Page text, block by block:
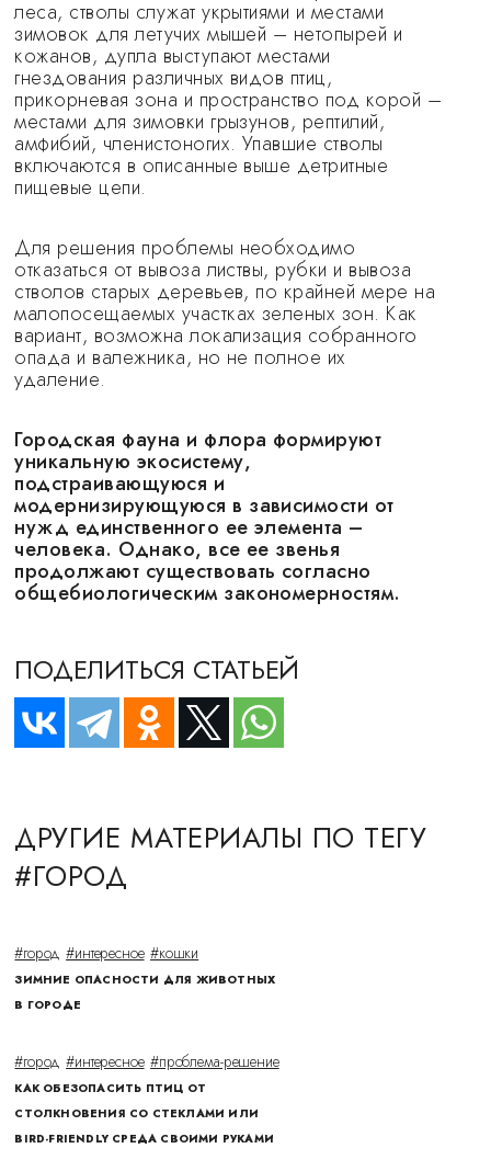
леса, стволы служат укрытиями и местами
зимовок для летучих мышей – нетопырей и
кожанов, дупла выступают местами
гнездования различных видов птиц,
прикорневая зона и пространство под корой –
местами для зимовки грызунов, рептилий,
амфибий, членистоногих. Упавшие стволы
включаются в описанные выше детритные
пищевые цепи.
Для решения проблемы необходимо
отказаться от вывоза листвы, рубки и вывоза
стволов старых деревьев, по крайней мере на
малопосещаемых участках зеленых зон. Как
вариант, возможна локализация собранного
опада и валежника, но не полное их
удаление.
Городская фауна и флора формируют
уникальную экосистему,
подстраивающуюся и
модернизирующуюся в зависимости от
нужд единственного ее элемента –
человека. Однако, все ее звенья
продолжают существовать согласно
общебиологическим закономерностям.
ПОДЕЛИТЬСЯ СТАТЬЕЙ
ДРУГИЕ МАТЕРИАЛЫ ПО ТЕГУ
#ГОРОД
#город #интересное #кошки
ЗИМНИЕ ОПАСНОСТИ ДЛЯ ЖИВОТНЫХ
В ГОРОДЕ
#город #интересное #проблема-решение
КАК ОБЕЗОПАСИТЬ ПТИЦ ОТ
СТОЛКНОВЕНИЯ СО СТЕКЛАМИ ИЛИ
BIRD-FRIENDLY СРЕДА СВОИМИ РУКАМИ